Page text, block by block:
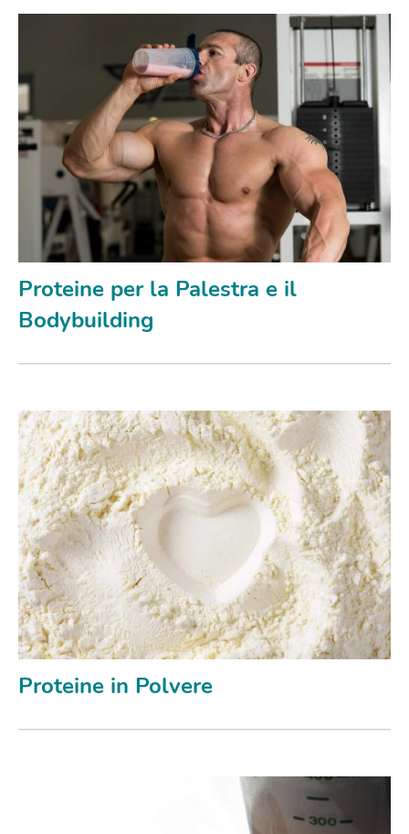
Proteine per la Palestra e il
Bodybuilding
Proteine in Polvere